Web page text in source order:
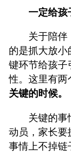
一定给孩
关于陪伴
的是抓大放小
键环节给孩子
性。这里有两
关键的时候。
关键的事
动员，家长要
事情上不掉链